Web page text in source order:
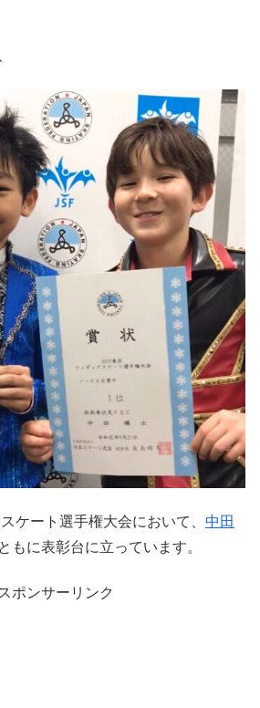
ケート選手権大会において、 中田
もに表彰台に立っています。
スポンサーリンク